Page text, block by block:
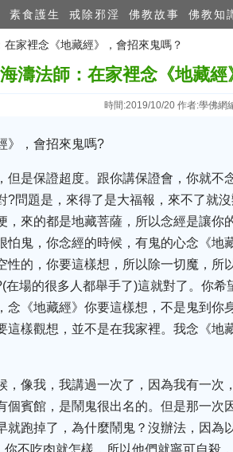
素食護生 戒除邪淫 佛教故事 佛教知
在家裡念《地藏經》，會招來鬼嗎？
海濤法師：在家裡念《地藏經
時間:2019/10/20 作者:學佛網
》，會招來鬼嗎?
但是保證超度。跟你講保證會，你就不
?問題是，來得了是大福報，來不了就
，來的都是地藏菩薩，所以念經是讓
怕鬼，你念經的時候，有鬼的心念《
性的，你要這樣想，所以除一切魔，
場的很多人都舉手了)這就對了。你希
念《地藏經》你要這樣想，不是鬼到你
這樣觀想，並不是在我家裡。我念《
，像我，我講過一次了，因為我有一
個賓館，是鬧鬼很出名的。但是那一
就跑掉了，為什麼鬧鬼？沒辦法，因為
不吃肉就怎樣，所以他們就寧可自殺